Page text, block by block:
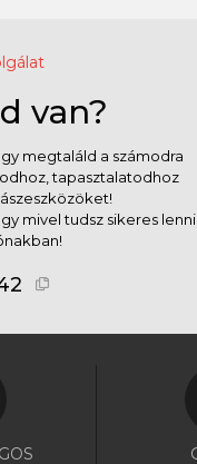
van?
megtaláld a számodra
tapasztalatodhoz
mivel tudsz sikeres lenni